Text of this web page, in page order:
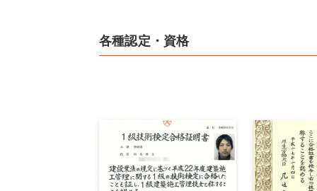
各種認定・資格